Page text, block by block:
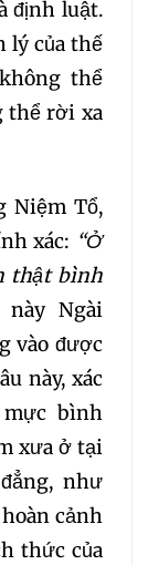
định luật.
lý của thế
thể
thể rời xa
Niệm Tổ,
xác: “Ở
thật bình
này Ngài
vào được
này, xác
bình
xưa ở tại
như
cảnh
thức của